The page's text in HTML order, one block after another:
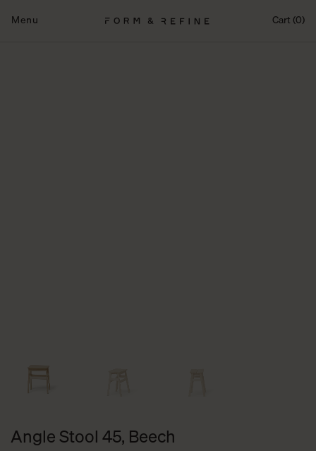
Menu Cart (0)
Angle Stool 45, Beech